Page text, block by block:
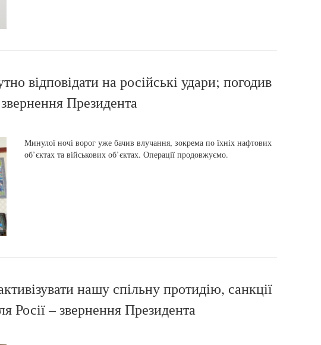
відповідати на російські удари; погодив
Президента
Минулої ночі ворог уже бачив влучання, зокрема по їхніх нафтових
об’єктах та військових об’єктах. Операції продовжуємо.
нашу спільну протидію, санкції
Росії – звернення Президента